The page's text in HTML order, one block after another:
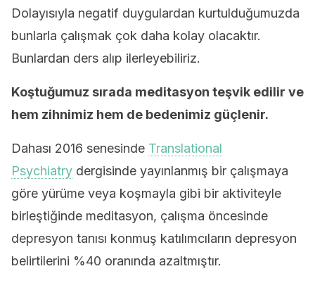
Dolayısıyla negatif duygulardan kurtulduğumuzda
bunlarla çalışmak çok daha kolay olacaktır.
Bunlardan ders alıp ilerleyebiliriz.
Koştuğumuz sırada meditasyon teşvik edilir ve
hem zihnimiz hem de bedenimiz güçlenir.
Dahası 2016 senesinde Translational
Psychiatry dergisinde yayınlanmış bir çalışmaya
göre yürüme veya koşmayla gibi bir aktiviteyle
birleştiğinde meditasyon, çalışma öncesinde
depresyon tanısı konmuş katılımcıların depresyon
belirtilerini %40 oranında azaltmıştır.